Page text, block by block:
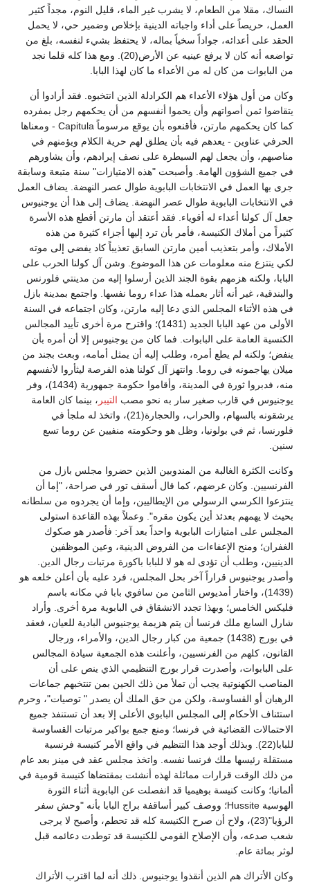
النساك، مقلا من الطعام، لا يشرب غير الماء، قليل النوم، مجداً كثير
العمل، حريصاً على أداء واجباته الدينية بإخلاص وضمير حي، لا يحمل
الحقد على أعدائه، جواداً سخياً بماله، لا يحتفظ بشيء لنفسه، بلغ من
تواضعه أنه كان لا يرفع عينيه عن الأرض(20). ومع هذا كله قلما نجد
من البابوات من كان له من الأعداء ما كان لهذا البابا.
وكان من أول هؤلاء الأعداء هم الكرادلة الذين انتخبوه. فقد أرادوا أن
يتقاضوا ثمن أصواتهم وأن يحموا أنفسهم من أن يحكمهم رجل بمفرده
كما كان يحكمهم مارتن، فأقنعوه بأن يوقع مرسوماً Capitula - ومعناها
الحرفي عناوين - يعدهم فيه بأن يطلق لهم حرية الكلام ويؤمنهم في
مناصبهم، وأن يجعل لهم السيطرة على نصف إيرادهم، وأن يشاورهم
في جميع الشؤون الهامة. وأصبحت "هذه الامتيازات" سنة متبعة وسابقة
جرى بها العمل في الانتخابات البابوية طوال عصر النهضة. يضاف العمل
في الانتخابات البابوية طوال عصر النهضة. يضاف إلى هذا أن يوجنيوس
جعل آل كولنا أعداء له أقوياء. فقد أعتقد أن مارتن أقطع هذه الأسرة
كثيراً من أملاك الكنيسة، فأمر بأن ترد إليها أجزاء كثيرة من هذه
الأملاك، وأمر بتعذيب أمين مارتن السابق تعذيباً كاد يفضي إلى موته
لكي ينتزع منه معلومات عن هذا الموضوع. وشن آل كولنا الحرب على
البابا، ولكنه هزمهم بقوة الجند الذين أرسلوا إليه من مدينتي فلورنس
والبندقية، غير أنه أثار بعمله هذا عداء روما نفسها. واجتمع بمدينة بازل
في هذه الأثناء المجلس الذي دعا إليه مارتن، وكان اجتماعه في السنة
الأولى من عهد البابا الجديد (1431)؛ واقترح مرة أخرى تأييد المجالس
الكنسية العامة على البابوات. فما كان من يوجنيوس إلا أن أمره بأن
ينفض؛ ولكنه لم يطع أمره، وطلب إليه أن يمثل أمامه، وبعث بجند من
ميلان يهاجمونه في روما. وانتهز آل كولنا هذه الفرصة ليثأروا لأنفسهم
منه، فدبروا ثورة في المدينة، وأقاموا حكومة جمهورية (1434)، وفر
يوجنيوس في قارب صغير سار به نحو مصب التيبر ، بينما كان العامة
يرشقونه بالسهام، والحراب، والحجارة(21)، واتخذ له ملجأ في
فلورنسا، ثم في بولونيا، وظل هو وحكومته منفيين عن روما تسع
سنين.
وكانت الكثرة الغالبة من المندوبين الذين حضروا مجلس بازل من
الفرنسيين. وكان غرضهم، كما قال أسقف تور في صراحة، "إما أن
ينتزعوا الكرسي الرسولي من الإيطاليين، وإما أن يجردوه من سلطانه
بحيث لا يهمهم بعدئذ أين يكون مقره". وعملاً بهذه القاعدة استولى
المجلس على امتيازات البابوية واحداً بعد آخر: فأصدر هو صكوك
الغفران؛ ومنح الإعفاءات من الفروض الدينية، وعين الموظفين
الدينيين، وطلب أن تؤدى له هو لا للبابا باكورة مرتبات رجال الدين.
وأصدر يوجنيوس قراراً آخر بحل المجلس، فرد عليه بأن أعلن خلعه هو
(1439)، واختار أمديوس الثامن من سافوي بابا في مكانه باسم
فليكس الخامس؛ وبهذا تجدد الانشقاق في البابوية مرة أخرى. وأراد
شارل السابع ملك فرنسا أن يتم هزيمة يوجنيوس البادية للعيان، فعقد
في بورج (1438) جمعية من كبار رجال الدين، والأمراء، ورجال
القانون، كلهم من الفرنسيين، وأعلنت هذه الجمعية سيادة المجالس
على البابوات، وأصدرت قرار بورج التنظيمي الذي ينص على أن
المناصب الكهنوتية يجب أن تملأ من ذلك الحين بمن تنتخبهم جماعات
الرهبان أو القساوسة، ولكن من حق الملك أن يصدر " توصيات"، وحرم
استئناف الأحكام إلى المجلس البابوي الأعلى إلا بعد أن تستنفذ جميع
الاحتمالات القضائية في فرنسا؛ ومنع جمع بواكير مرتبات القساوسة
للبابا(22). وبذلك أوجد هذا التنظيم في واقع الأمر كنيسة فرنسية
مستقلة رئيسها ملك فرنسا نفسه. واتخذ مجلس عقد في مينز بعد عام
من ذلك الوقت قرارات مماثلة لهذه أنشئت بمقتضاها كنيسة قومية في
ألمانيا؛ وكانت كنيسة بوهيميا قد انفصلت عن البابوية أثناء الثورة
الهوسية Hussite؛ ووصف كبير أساقفة براج البابا بأنه "وحش سفر
الرؤيا"(23)، ولاح أن صرح الكنيسة كله قد تحطم، وأصبح لا يرجى
شعب صدعه، وأن الإصلاح القومي للكنيسة قد توطدت دعائمه قبل
لوثر بمائة عام.
وكان الأتراك هم الذين أنقذوا يوجنيوس. ذلك أنه لما اقترب الأتراك